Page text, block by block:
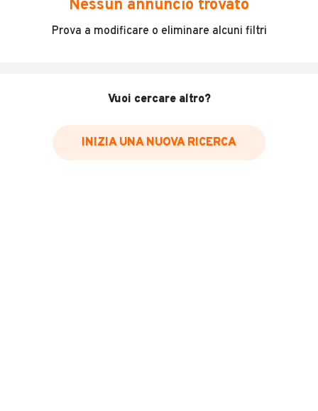
Incidenti in cui è stato coinvolto il veicolo
Data e luogo delle revisioni effettuate
Inserisci il numero di targa per verificare la disponibilità
Nessun annuncio trovato
Prova a modificare o eliminare alcuni filtri
Vuoi cercare altro?
INIZIA UNA NUOVA RICERCA